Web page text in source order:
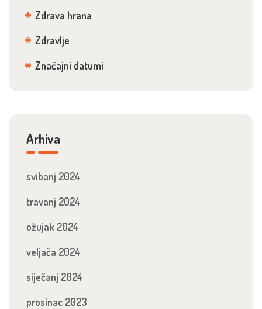
Zdrava hrana
Zdravlje
Značajni datumi
Arhiva
svibanj 2024
travanj 2024
ožujak 2024
veljača 2024
siječanj 2024
prosinac 2023